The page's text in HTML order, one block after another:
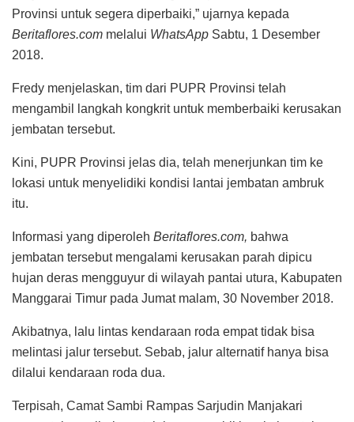
Provinsi untuk segera diperbaiki,” ujarnya kepada
Beritaflores.com melalui WhatsApp Sabtu, 1 Desember
2018.
Fredy menjelaskan, tim dari PUPR Provinsi telah
mengambil langkah kongkrit untuk memberbaiki kerusakan
jembatan tersebut.
Kini, PUPR Provinsi jelas dia, telah menerjunkan tim ke
lokasi untuk menyelidiki kondisi lantai jembatan ambruk
itu.
Informasi yang diperoleh Beritaflores.com, bahwa
jembatan tersebut mengalami kerusakan parah dipicu
hujan deras mengguyur di wilayah pantai utura, Kabupaten
Manggarai Timur pada Jumat malam, 30 November 2018.
Akibatnya, lalu lintas kendaraan roda empat tidak bisa
melintasi jalur tersebut. Sebab, jalur alternatif hanya bisa
dilalui kendaraan roda dua.
Terpisah, Camat Sambi Rampas Sarjudin Manjakari